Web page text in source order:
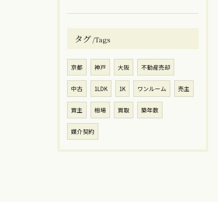
タグ Tags
京都 神戸 大阪 不動産売却
中古 1LDK 1K ワンルーム 売主
買主 相場 買取 築年数
媒介契約